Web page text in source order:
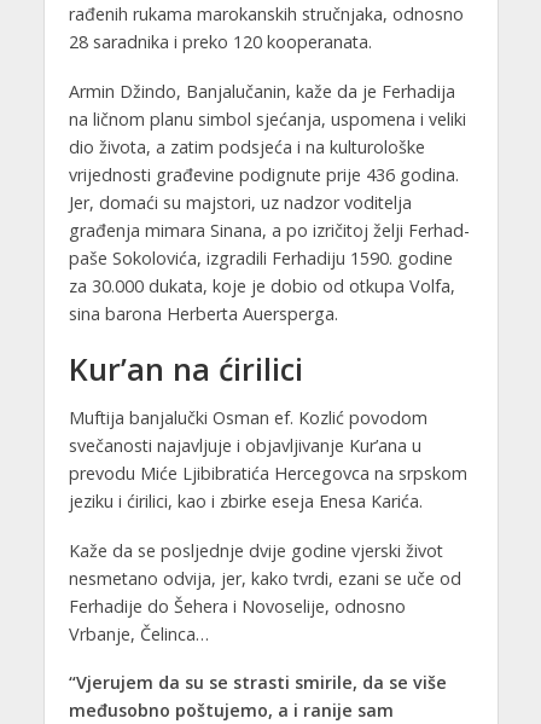
rađenih rukama marokanskih stručnjaka, odnosno
28 saradnika i preko 120 kooperanata.
Armin Džindo, Banjalučanin, kaže da je Ferhadija
na ličnom planu simbol sjećanja, uspomena i veliki
dio života, a zatim podsjeća i na kulturološke
vrijednosti građevine podignute prije 436 godina.
Jer, domaći su majstori, uz nadzor voditelja
građenja mimara Sinana, a po izričitoj želji Ferhad-
paše Sokolovića, izgradili Ferhadiju 1590. godine
za 30.000 dukata, koje je dobio od otkupa Volfa,
sina barona Herberta Auersperga.
Kur’an na ćirilici
Muftija banjalučki Osman ef. Kozlić povodom
svečanosti najavljuje i objavljivanje Kur’ana u
prevodu Miće Ljibibratića Hercegovca na srpskom
jeziku i ćirilici, kao i zbirke eseja Enesa Karića.
Kaže da se posljednje dvije godine vjerski život
nesmetano odvija, jer, kako tvrdi, ezani se uče od
Ferhadije do Šehera i Novoselije, odnosno
Vrbanje, Čelinca…
“Vjerujem da su se strasti smirile, da se više
međusobno poštujemo, a i ranije sam